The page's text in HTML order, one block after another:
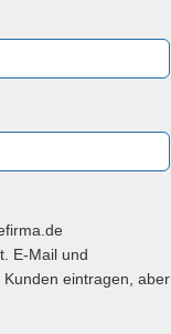
E-Mail und
eintragen, aber